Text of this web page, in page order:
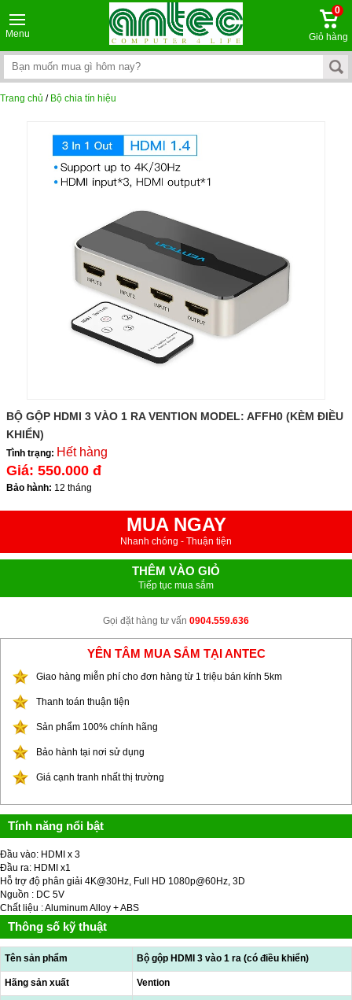
Menu
0
Giỏ hàng
Trang chủ / Bộ chia tín hiệu
BỘ GỘP HDMI 3 VÀO 1 RA VENTION MODEL: AFFH0 (KÈM ĐIỀU
KHIỂN)
Tình trạng: Hết hàng
Giá: 550.000 đ
Bảo hành: 12 tháng
MUA NGAY
Nhanh chóng - Thuận tiện
THÊM VÀO GIỎ
Tiếp tục mua sắm
Gọi đặt hàng tư vấn 0904.559.636
YÊN TÂM MUA SẮM TẠI ANTEC
Giao hàng miễn phí cho đơn hàng từ 1 triệu bán kính 5km
Thanh toán thuận tiện
Sản phẩm 100% chính hãng
Bảo hành tại nơi sử dụng
Giá cạnh tranh nhất thị trường
Tính năng nổi bật
Đầu vào: HDMI x 3
Đầu ra: HDMI x1
Hỗ trợ độ phân giải 4K@30Hz, Full HD 1080p@60Hz, 3D
Nguồn : DC 5V
Chất liệu : Aluminum Alloy + ABS
Thông số kỹ thuật
Tên sản phẩm Bộ gộp HDMI 3 vào 1 ra (có điều khiển)
Hãng sản xuất Vention